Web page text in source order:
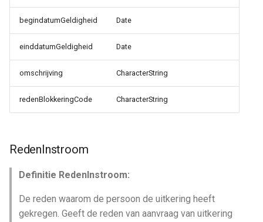
begindatumGeldigheid Date
einddatumGeldigheid Date
omschrijving CharacterString
redenBlokkeringCode CharacterString
RedenInstroom
Definitie RedenInstroom:
De reden waarom de persoon de uitkering heeft
gekregen. Geeft de reden van aanvraag van uitkering